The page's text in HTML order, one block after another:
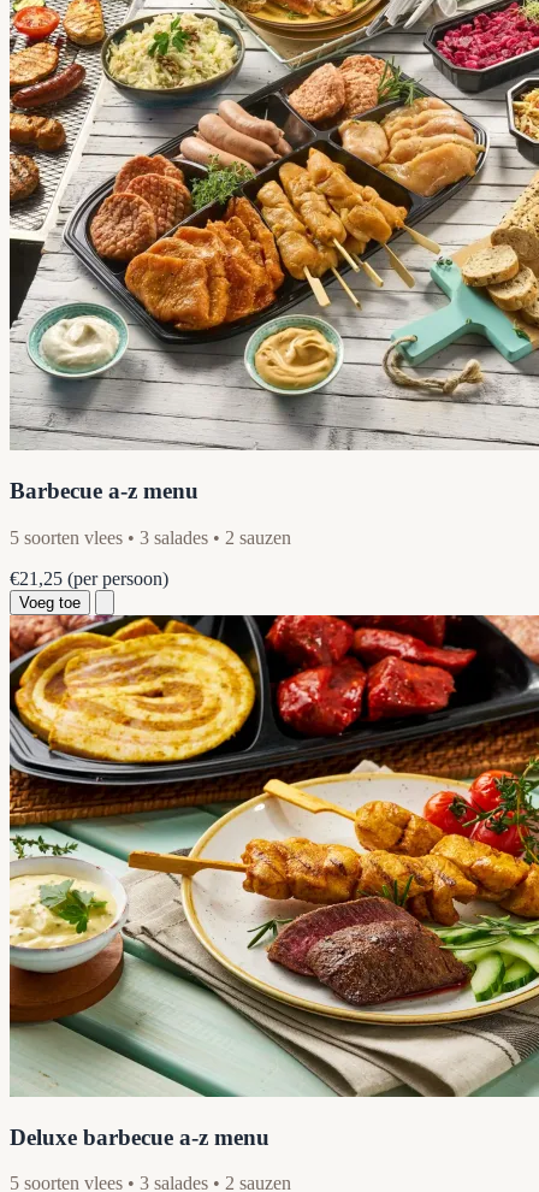
Barbecue a-z menu
5 soorten vlees • 3 salades • 2 sauzen
€21,25 (per persoon)
Voeg toe
Deluxe barbecue a-z menu
5 soorten vlees • 3 salades • 2 sauzen